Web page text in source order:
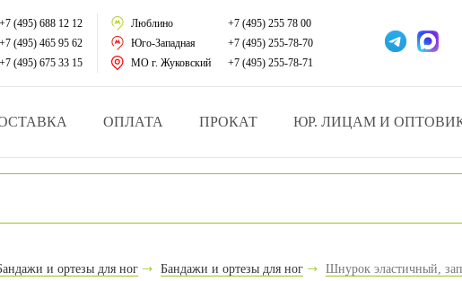
реабилитации
по уходу за больными
медтехника
+7 (495) 688 12 12
+7 (495) 465 95 62
+7 (495) 675 33 15
Люблино
+7 (495) 255 78 00
Юго-Западная
+7 (495) 255-78-70
МО г. Жуковский
+7 (495) 255-78-71
ОПЛАТА ПРОКАТ ЮР. ЛИЦАМ И
и ортезы для ног Бандажи и ортезы для ног Шнурок эластичный,